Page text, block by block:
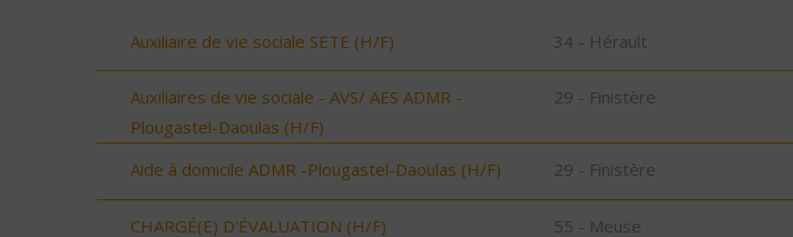
Auxiliaire de vie sociale SETE (H/F) 34 - Hérault
Auxiliaires de vie sociale - AVS/ AES ADMR -
Plougastel-Daoulas (H/F)
29 - Finistère
Aide à domicile ADMR -Plougastel-Daoulas (H/F) 29 - Finistère
CHARGÉ(E) D'ÉVALUATION (H/F) 55 - Meuse